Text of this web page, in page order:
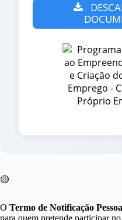
🟡
O Termo de Notificação
para quem pretende participar no